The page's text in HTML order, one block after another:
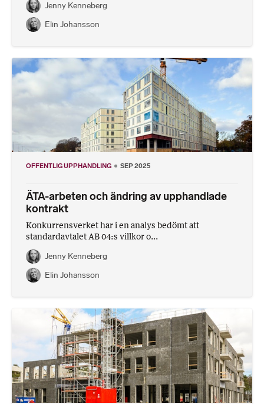
Jenny Kenneberg
Elin Johansson
OFFENTLIG UPPHANDLING SEP 2025
ÄTA-arbeten och ändring av upphandlade
kontrakt
Konkurrensverket har i en analys bedömt att
standardavtalet AB 04:s villkor o...
Jenny Kenneberg
Elin Johansson